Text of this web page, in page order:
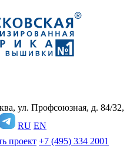
ул. Профсоюзная, д. 84/32,
RU EN
проект +7 (495) 334 2001